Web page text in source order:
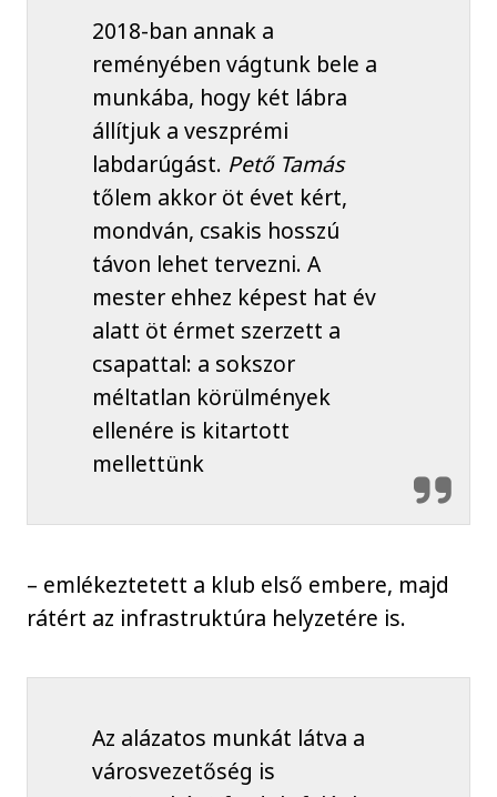
2018-ban annak a
reményében vágtunk bele a
munkába, hogy két lábra
állítjuk a veszprémi
labdarúgást. Pető Tamás
tőlem akkor öt évet kért,
mondván, csakis hosszú
távon lehet tervezni. A
mester ehhez képest hat év
alatt öt érmet szerzett a
csapattal: a sokszor
méltatlan körülmények
ellenére is kitartott
mellettünk
– emlékeztetett a klub első embere, majd
rátért az infrastruktúra helyzetére is.
Az alázatos munkát látva a
városvezetőség is